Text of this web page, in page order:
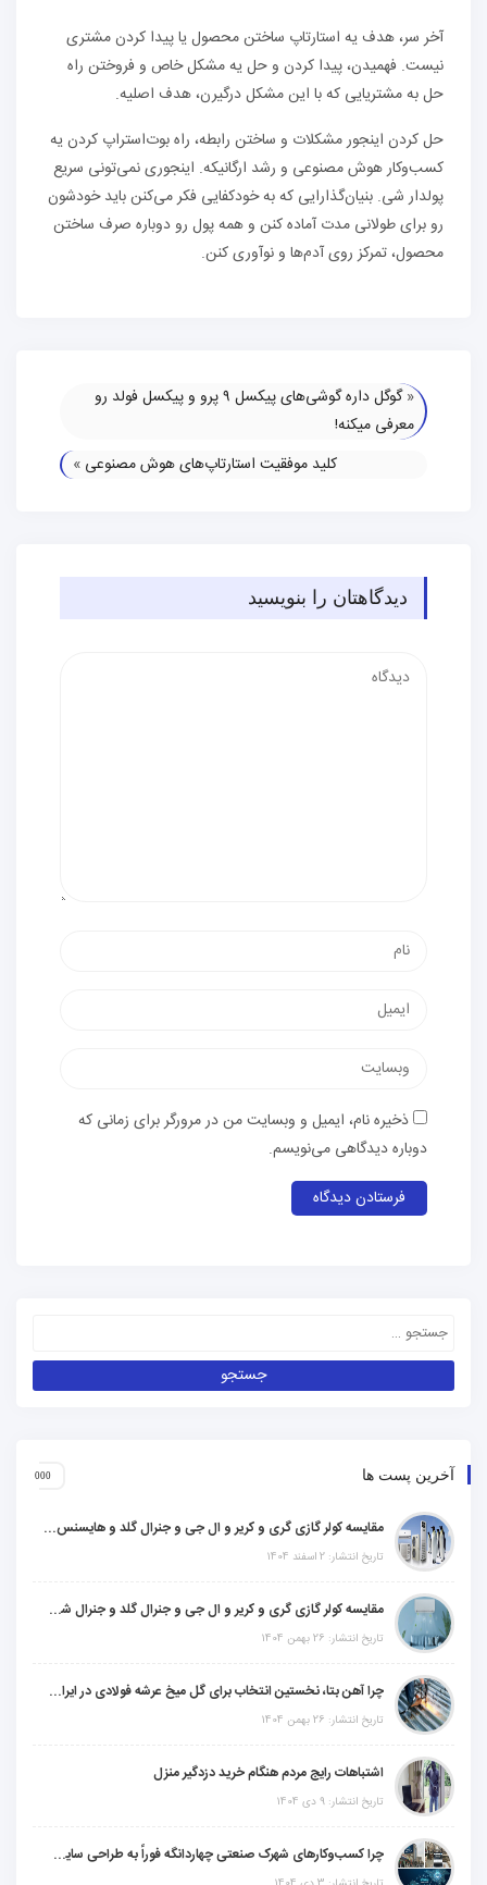
آخر سر، هدف یه استارتاپ ساختن محصول یا پیدا کردن مشتری
نیست. فهمیدن، پیدا کردن و حل یه مشکل خاص و فروختن راه
حل به مشتریایی که با این مشکل درگیرن، هدف اصلیه.
حل کردن اینجور مشکلات و ساختن رابطه، راه بوت‌استراپ کردن یه
کسب‌وکار هوش مصنوعی و رشد ارگانیکه. اینجوری نمی‌تونی سریع
پولدار شی. بنیان‌گذارایی که به خودکفایی فکر می‌کنن باید خودشون
رو برای طولانی مدت آماده کنن و همه پول رو دوباره صرف ساختن
محصول، تمرکز روی آدم‌ها و نوآوری کنن.
«
گوگل داره گوشی‌های پیکسل ۹ پرو و پیکسل فولد رو
معرفی میکنه!
کلید موفقیت استارتاپ‌های هوش مصنوعی »
دیدگاهتان را بنویسید
ذخیره نام، ایمیل و وبسایت من در مرورگر برای زمانی که
دوباره دیدگاهی می‌نویسم.
آخرین پست ها
مقایسه کولر گازی گری و کریر و ال جی و جنرال گلد و هایسنس و مدیا و اجنرال
تاریخ انتشار: 2 اسفند 1404
مقایسه کولر گازی گری و کریر و ال جی و جنرال گلد و جنرال شکار و سامسونگ و یونیوا
تاریخ انتشار: 26 بهمن 1404
چرا آهن بتا، نخستین انتخاب برای گل میخ عرشه فولادی در ایران است؟
تاریخ انتشار: 26 بهمن 1404
اشتباهات رایج مردم هنگام خرید دزدگیر منزل
تاریخ انتشار: 9 دی 1404
چرا کسب‌وکارهای شهرک صنعتی چهاردانگه فوراً به طراحی سایت نیاز دارند؟